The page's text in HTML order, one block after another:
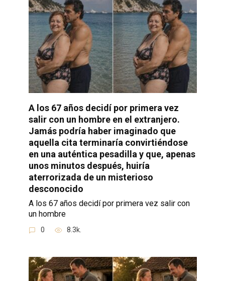
A los 67 años decidí por primera vez
salir con un hombre en el extranjero.
Jamás podría haber imaginado que
aquella cita terminaría convirtiéndose
en una auténtica pesadilla y que, apenas
unos minutos después, huiría
aterrorizada de un misterioso
desconocido
A los 67 años decidí por primera vez salir con
un hombre
0 8.3k.